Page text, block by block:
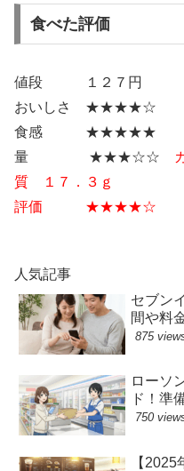
食べた評価
値段 １２７円
おいしさ ★★★★☆
食感 ★★★★★
量 ★★★☆☆
質 １７．３ｇ
評価 ★★★★☆
人気記事
セブン
間や料
875
ローソ
ド！準
750
【